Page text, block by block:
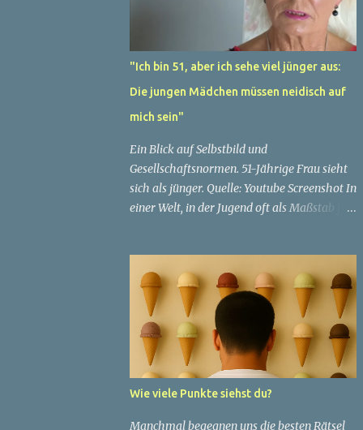
"Ich bin 51, aber ich sehe viel jünger aus:
Die jungen Mädchen müssen neidisch auf
mich sein"
Ein Blick auf Selbstbild und
Gesellschaftsnormen. 51-Jährige Frau sieht
sich als jünger. Quelle: Youtube Screenshot In
einer Welt, in der Jugend oft als Maßstab für
bewahren. Aber was passiert, wenn jemand
sein eigenes Alter anders wahrnimmt als die
Gesellschaft es tut? Treten dann Selbstbild
und Realität in Konflikt? Ein faszinierendes
Beispiel für diese Diskrepanz ist die
Geschichte einer 51-jährigen Frau, deren
Überzeugung von ihrem Aussehen sie dazu
bringt, sich jünger zu fühlen, als die
Wie viele Punkte siehst du?
Manchmal begegnen uns die besten Rätsel